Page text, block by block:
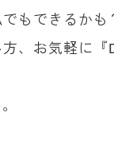
もできるか
、お気軽に